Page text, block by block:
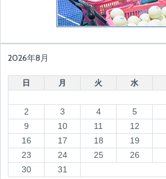
2026年8月
日 月 火 水
2
3 4 5
9
10 11 12
16
17 18 19
23
24 25 26
30
31